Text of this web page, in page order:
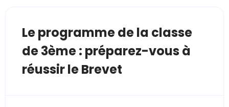
Le programme de la classe
de 3ème : préparez-vous à
réussir le Brevet